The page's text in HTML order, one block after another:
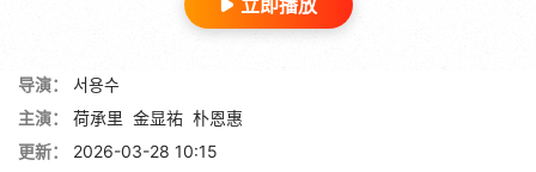
导演：
서용수
主演：
荷承里 金显祐 朴恩惠
更新：
2026-03-28 10:15